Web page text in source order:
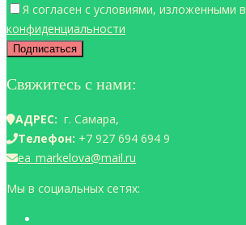
Я согласен с условиями, изложенными в
конфиденциальности
Свяжитесь с нами:
АДРЕС: г. Самара,
Телефон: +7 927 694 694 9
ea_markelova@mail.ru
Мы в социальных сетях: